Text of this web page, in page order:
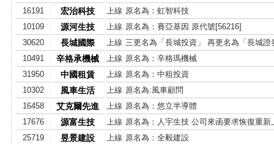
16191 宏治科技 上線 原名為：虹智科技
10109
源河生技 上線 原名為：賽亞基因 原代號[56216]
30620
長城國際 上線 三更名為「長城投資」 再更名為「長城
10491
辛格承機械 上線 原名為：辛格瑪機械
31950
中國租賃 上線 原名為：中租投資
10302
風車生活 上線 原名為:風車顧問
16458
艾克爾先進 上線 原名為：悠立半導體
17676
源富生技 上線 原名為：人宇生技 公司來函要求恢復重新
25719
昱景建設 上線 原名為：全毅建設